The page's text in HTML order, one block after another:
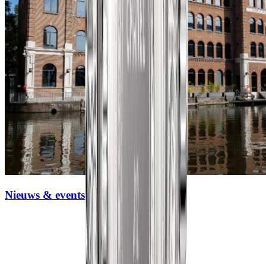
Nieuws & events